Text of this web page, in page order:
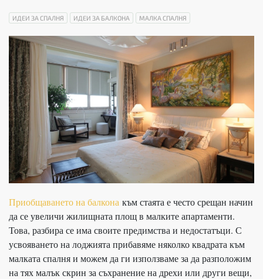
ИДЕИ ЗА СПАЛНЯ ИДЕИ ЗА БАЛКОНА МАЛКА СПАЛНЯ
Приобщаването на балкона към стаята е често срещан начин
да се увеличи жилищната площ в малките апартаменти.
Това, разбира се има своите предимства и недостатъци. С
усвояването на лоджията прибавяме няколко квадрата към
малката спалня и можем да ги използваме за да разположим
на тях малък скрин за съхранение на дрехи или други вещи,